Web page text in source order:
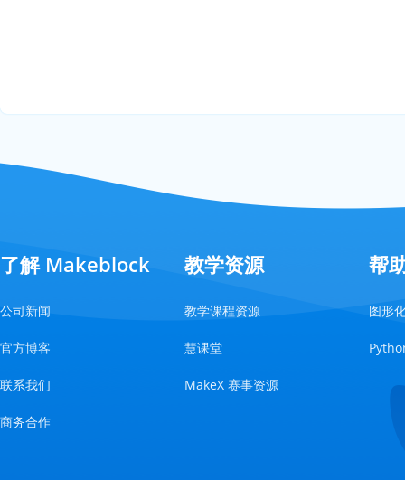
了解 Makeblock
公司新闻
官方博客
联系我们
商务合作
教学资源
教学课程资源
慧课堂
MakeX 赛事资源
帮
图形